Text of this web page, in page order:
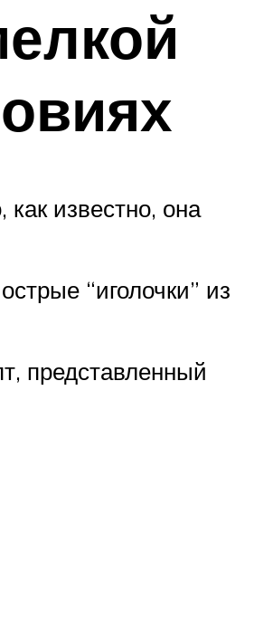
известно, она
“иголочки” из
представленный